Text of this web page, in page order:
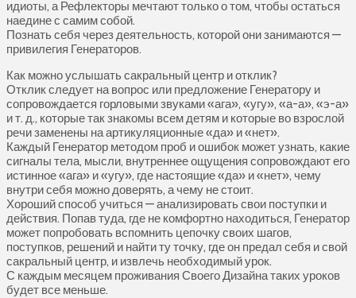
идиоты, а Рефлекторы мечтают только о том, чтобы остаться
наедине с самим собой.
Познать себя через деятельность, которой они занимаются —
привилегия Генераторов.
Как можно услышать сакральный центр и отклик?
Отклик следует на вопрос или предложение Генератору и
сопровождается горловыми звуками «ага», «угу», «а-а», «э-а»
и т. д., которые так знакомы всем детям и которые во взрослой
речи заменены на артикуляционные «да» и «нет».
Каждый Генератор методом проб и ошибок может узнать, какие
сигналы тела, мысли, внутреннее ощущения сопровождают его
истинное «ага» и «угу», где настоящие «да» и «нет», чему
внутри себя можно доверять, а чему не стоит.
Хороший способ учиться — анализировать свои поступки и
действия. Попав туда, где не комфортно находиться, Генератор
может попробовать вспомнить цепочку своих шагов,
поступков, решений и найти ту точку, где он предал себя и свой
сакральный центр, и извлечь необходимый урок.
С каждым месяцем проживания Своего Дизайна таких уроков
будет все меньше.